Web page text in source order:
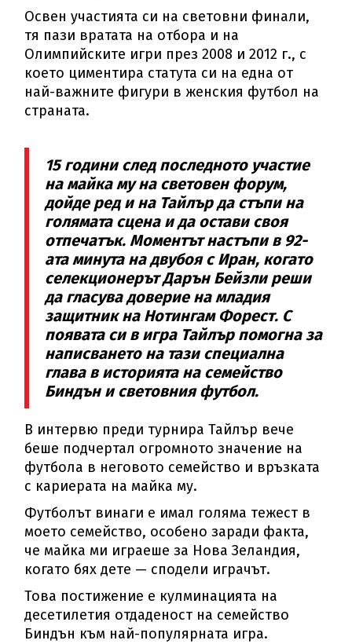
Освен участията си на световни финали,
тя пази вратата на отбора и на
Олимпийските игри през 2008 и 2012 г., с
което циментира статута си на една от
най-важните фигури в женския футбол на
страната.
15 години след последното участие
на майка му на световен форум,
дойде ред и на Тайлър да стъпи на
голямата сцена и да остави своя
отпечатък. Моментът настъпи в 92-
ата минута на двубоя с Иран, когато
селекционерът Дарън Бейзли реши
да гласува доверие на младия
защитник на Нотингам Форест. С
появата си в игра Тайлър помогна за
написването на тази специална
глава в историята на семейство
Биндън и световния футбол.
В интервю преди турнира Тайлър вече
беше подчертал огромното значение на
футбола в неговото семейство и връзката
с кариерата на майка му.
Футболът винаги е имал голяма тежест в
моето семейство, особено заради факта,
че майка ми играеше за Нова Зеландия,
когато бях дете — сподели играчът.
Това постижение е кулминацията на
десетилетия отдаденост на семейство
Биндън към най-популярната игра.